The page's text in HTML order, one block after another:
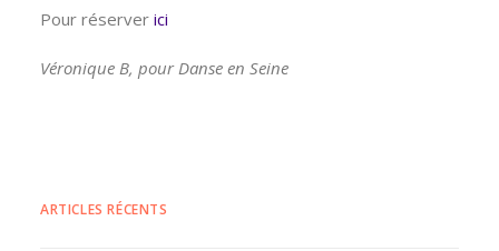
Pour réserver ici
Véronique B, pour Danse en Seine
ARTICLES RÉCENTS